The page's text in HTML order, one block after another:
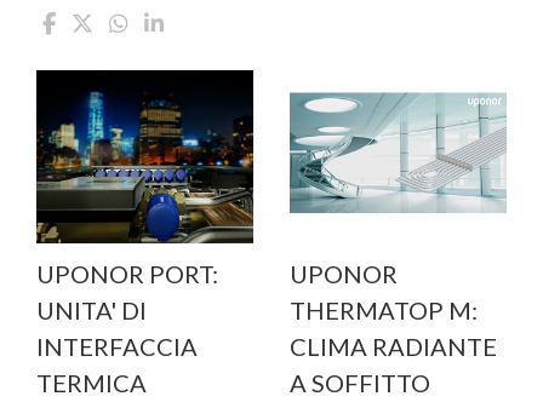
UPONOR PORT:
UNITA' DI
INTERFACCIA
TERMICA
UPONOR
THERMATOP M:
CLIMA RADIANTE
A SOFFITTO